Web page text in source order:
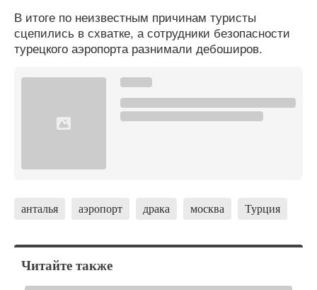
В итоге по неизвестным причинам туристы
сцепились в схватке, а сотрудники безопасности
турецкого аэропорта разнимали дебоширов.
анталья аэропорт драка москва Турция
Читайте также